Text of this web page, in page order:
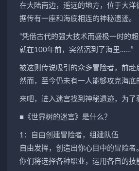
在大陆南边，遥远的地方，位于大洋
据传有一座和海底相连的神秘遗迹。
“凭借古代的强大技术而盛极一时的超
就在100年前，突然沉到了海里……”
被这则传说吸引的众多冒险者，前赴
然而，至今仍未有一人能够攻克海底
来吧，进入迷宫找到神秘遗迹，为了
■《世界树的迷宫》是什么？
1：自由创建冒险者，组建队伍
自由发挥，创造出你心目中的冒险者
你们将选择各种职业，运用各自的技